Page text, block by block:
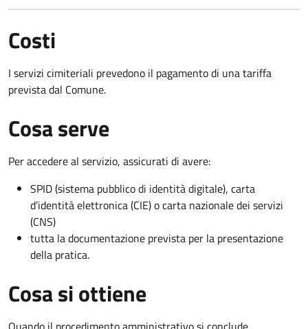
Costi
I servizi cimiteriali prevedono il pagamento di una tariffa
prevista dal Comune.
Cosa serve
Per accedere al servizio, assicurati di avere:
SPID (sistema pubblico di identità digitale), carta
d’identità elettronica (CIE) o carta nazionale dei servizi
(CNS)
tutta la documentazione prevista per la presentazione
della pratica.
Cosa si ottiene